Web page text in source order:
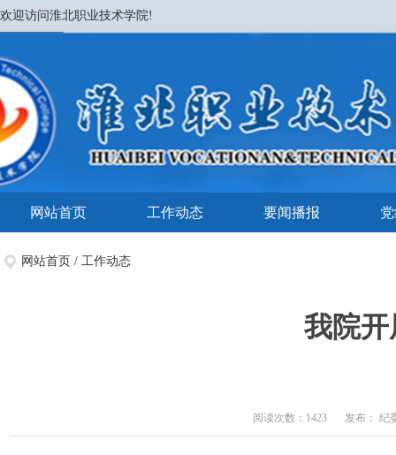
欢迎访问淮北职业技术学院!
网站首页 工作动态 要闻播报
网站首页 / 工作动态
我院开
阅读次数：1423 发布： 纪